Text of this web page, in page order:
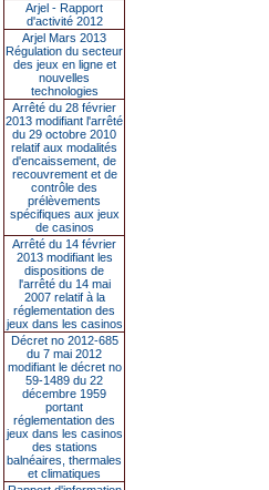
Arjel - Rapport
d'activité 2012
Arjel Mars 2013
Régulation du secteur
des jeux en ligne et
nouvelles
technologies
Arrêté du 28 février
2013 modifiant l'arrêté
du 29 octobre 2010
relatif aux modalités
d'encaissement, de
recouvrement et de
contrôle des
prélèvements
spécifiques aux jeux
de casinos
Arrêté du 14 février
2013 modifiant les
dispositions de
l'arrêté du 14 mai
2007 relatif à la
réglementation des
jeux dans les casinos
Décret no 2012-685
du 7 mai 2012
modifiant le décret no
59-1489 du 22
décembre 1959
portant
réglementation des
jeux dans les casinos
des stations
balnéaires, thermales
et climatiques